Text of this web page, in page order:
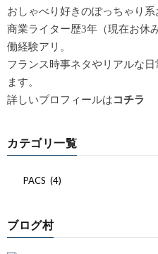
おしゃべり好きのぽっちゃり系
商業ライター歴3年（現在お休
働経験アリ。
フランス時事ネタやリアルな
ます。
詳しいプロフィールはコチラ
カテゴリ一覧
ブログ村